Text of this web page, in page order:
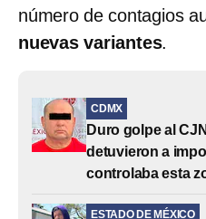
número de contagios
nuevas variantes.
CDMX
Duro golpe al
detuvieron a
controlaba esta
ESTADO DE MÉXICO